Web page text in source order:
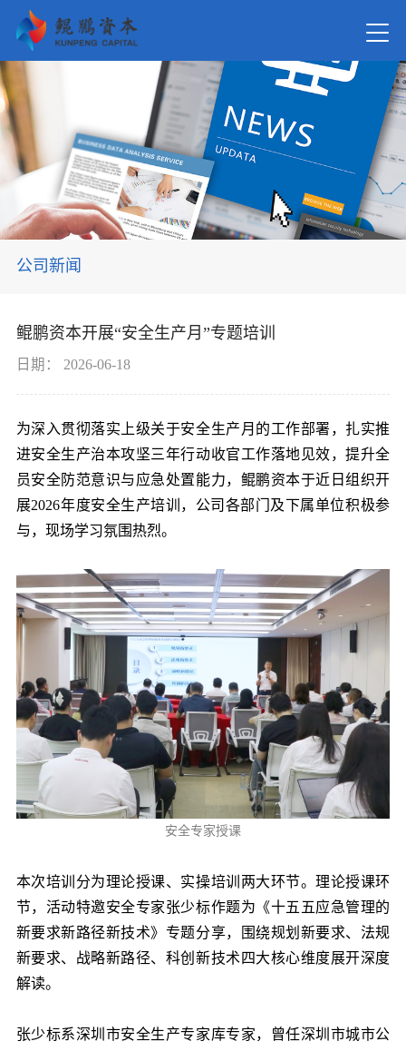
关于我
新闻资
党的建
联系我
公司新闻
鲲鹏资本开展“安全生产月”专题培训
日期： 2026-06-18
为深入贯彻落实上级关于安全生产月的工作部署，扎实推
进安全生产治本攻坚三年行动收官工作落地见效，提升全
员安全防范意识与应急处置能力，鲲鹏资本于近日组织开
展2026年度安全生产培训，公司各部门及下属单位积极参
与，现场学习氛围热烈。
安全专家授课
本次培训分为理论授课、实操培训两大环节。理论授课环
节，活动特邀安全专家张少标作题为《十五五应急管理的
新要求新路径新技术》专题分享，围绕规划新要求、法规
新要求、战略新路径、科创新技术四大核心维度展开深度
解读。
张少标系深圳市安全生产专家库专家，曾任深圳市城市公